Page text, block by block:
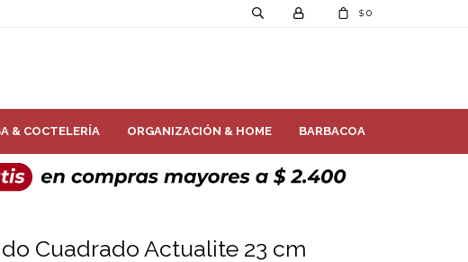
& COCTELERÍA ORGANIZACIÓN & HOME BARBACOA
$ 0
Cuadrado Actualite 23 cm